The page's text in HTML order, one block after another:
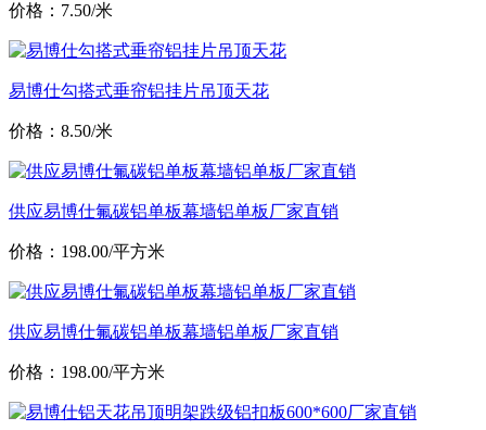
价格：7.50/米
易博仕勾搭式垂帘铝挂片吊顶天花
价格：8.50/米
供应易博仕氟碳铝单板幕墙铝单板厂家直销
价格：198.00/平方米
供应易博仕氟碳铝单板幕墙铝单板厂家直销
价格：198.00/平方米